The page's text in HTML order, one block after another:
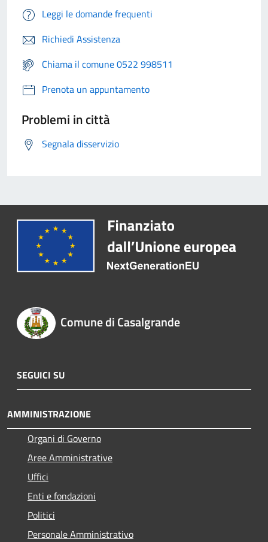
Leggi le domande frequenti
Richiedi Assistenza
Chiama il comune 0522 998511
Prenota un appuntamento
Problemi in città
Segnala disservizio
Comune di Casalgrande
SEGUICI SU
AMMINISTRAZIONE
Organi di Governo
Aree Amministrative
Uffici
Enti e fondazioni
Politici
Personale Amministrativo